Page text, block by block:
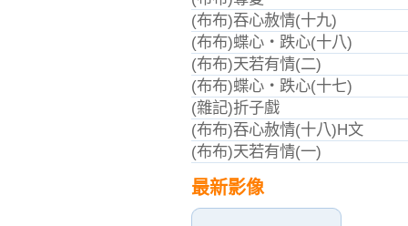
(布布)吞心赦情(十九)
(布布)蝶心‧跌心(十八)
(布布)天若有情(二)
(布布)蝶心‧跌心(十七)
(雜記)折子戲
(布布)吞心赦情(十八)H文
(布布)天若有情(一)
最新影像